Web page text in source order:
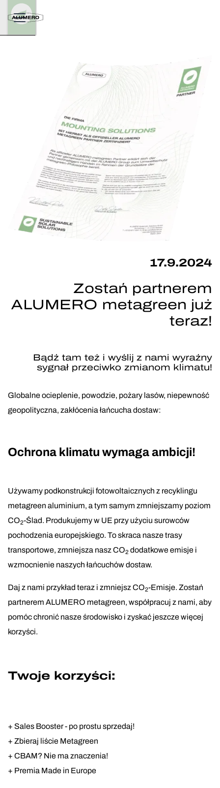
17.9.2024
Zostań partnerem
ALUMERO metagreen już
teraz!
Bądź tam też i wyślij z nami wyraźny
sygnał przeciwko zmianom klimatu!
Globalne ocieplenie, powodzie, pożary lasów, niepewność
geopolityczna, zakłócenia łańcucha dostaw:
Ochrona klimatu wymaga ambicji!
Używamy podkonstrukcji fotowoltaicznych z recyklingu
metagreen aluminium, a tym samym zmniejszamy poziom
CO2-Ślad. Produkujemy w UE przy użyciu surowców
pochodzenia europejskiego. To skraca nasze trasy
transportowe, zmniejsza nasz CO2 dodatkowe emisje i
wzmocnienie naszych łańcuchów dostaw.
Daj z nami przykład teraz i zmniejsz CO2-Emisje. Zostań
partnerem ALUMERO metagreen, współpracuj z nami, aby
pomóc chronić nasze środowisko i zyskać jeszcze więcej
korzyści.
Twoje korzyści:
+ Sales Booster - po prostu sprzedaj!
+ Zbieraj liście Metagreen
+ CBAM? Nie ma znaczenia!
+ Premia Made in Europe